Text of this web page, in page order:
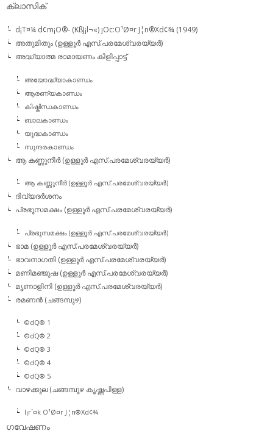
ക്ലാസിക്
d¡T¤¼ d¢m¡O®- (KßJ¡l¬«) jOc:O¹Ø¤r J¦n®Xd¢¾ (1949)
അതുമിതും (ഉള്ളൂര്‍ എസ്.പരമേശ്വരയ്യര്‍)
അദ്ധ്യാത്മ രാമായണം കിളിപ്പാട്ട്‌
അയോദ്ധ്യാകാണ്ഡം
ആരണ്യകാണ്ഡം
കിഷ്കിന്ധകാണ്ഡം
ബാലകാണ്ഡം
യൂദ്ധകാണ്ഡം
സുന്ദരകാണ്ഡം
ആ കണ്ണുനീര്‍ (ഉള്ളൂര്‍ എസ്.പരമേശ്വരയ്യര്‍)
ആ കണ്ണുനീര്‍ (ഉള്ളൂര്‍ എസ്.പരമേശ്വരയ്യര്‍)
ദിവ്യദര്‍ശനം
പ്രഭുസമക്ഷം (ഉള്ളൂര്‍ എസ്.പരമേശ്വരയ്യര്‍)
പ്രഭുസമക്ഷം (ഉള്ളൂര്‍ എസ്.പരമേശ്വരയ്യര്‍)
ഭാമ (ഉള്ളൂര്‍ എസ്.പരമേശ്വരയ്യര്‍)
ഭാവനാഗതി (ഉള്ളൂര്‍ എസ്.പരമേശ്വരയ്യര്‍)
മണിമഞ്ജുഷ (ഉള്ളൂര്‍ എസ്.പരമേശ്വരയ്യര്‍)
മൃണാളിനി (ഉള്ളൂര്‍ എസ്.പരമേശ്വരയ്യര്‍)
രമണന്‍ (ചങ്ങമ്പുഴ)
©dQ® 1
©dQ® 2
©dQ® 3
©dQ® 4
©dQ® 5
വാഴക്കുല (ചങ്ങമ്പുഴ കൃഷ്ണപിള്ള)
l¡r´¤k O¹Ø¤r J¦n®Xd¢¾
ഗവേഷണം